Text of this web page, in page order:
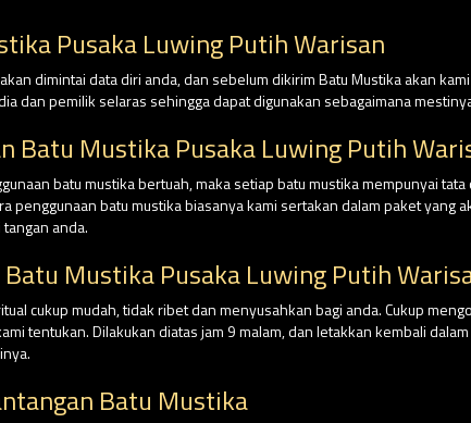
Pusaka Luwing Putih Warisan
dimintai data diri anda, dan sebelum dikirim Batu Mustika akan
dan pemilik selaras sehingga dapat digunakan sebagaimana
Batu Mustika Pusaka Luwing Putih
batu mustika bertuah, maka setiap batu mustika mempunyai
penggunaan batu mustika biasanya kami sertakan dalam paket yang
anda.
Mustika Pusaka Luwing Putih
cukup mudah, tidak ribet dan menyusahkan bagi anda. Cukup
tentukan. Dilakukan diatas jam 9 malam, dan letakkan kembali
Batu Mustika